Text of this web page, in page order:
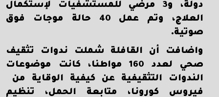
دولة، و3 مرضي للمستشفيات لإستكمال
العلاج، وتم عمل 40 حالة موجات فوق
صوتية.
واضافت أن القافلة شملت ندوات تثقيف
صحي لعدد 160 مواطنا، كانت موضوعات
الندوات التثقيفية عن كيفية الوقاية من
فيروس كورونا، متابعة الحمل، تنظيم